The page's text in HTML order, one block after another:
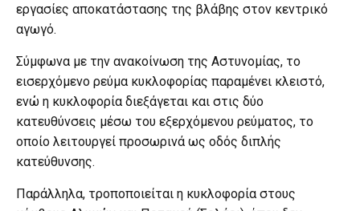
εργασίες αποκατάστασης της βλάβης στον κεντρικό
αγωγό.
Σύμφωνα με την ανακοίνωση της Αστυνομίας, το
εισερχόμενο ρεύμα κυκλοφορίας παραμένει κλειστό,
ενώ η κυκλοφορία διεξάγεται και στις δύο
κατευθύνσεις μέσω του εξερχόμενου ρεύματος, το
οποίο λειτουργεί προσωρινά ως οδός διπλής
κατεύθυνσης.
Παράλληλα, τροποποιείται η κυκλοφορία στους